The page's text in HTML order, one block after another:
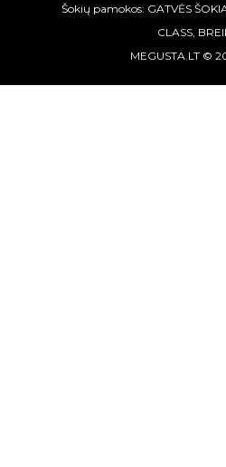
Šokių pamokos: GATVĖS
CLASS,
MEGUSTA.LT ©